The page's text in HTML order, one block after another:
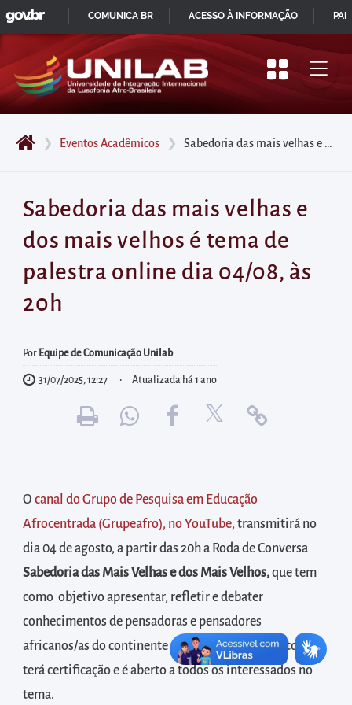
Pular
para
início
do
principal
Acessar
diretamente
menu
principal
diretamente
à
internas
informações
postas
no
rodapé
❯ Eventos Acadêmicos ❯ Sabedoria das mais velhas e dos mais velhos é tema de palestra online dia 04/08, às 20h
Sabedoria das mais velhas e
dos mais velhos é tema de
palestra online dia 04/08, às
20h
Por Equipe de Comunicação Unilab
31/07/2025, 12:27 Atualizada há 1 ano
Ocanal do Grupo de Pesquisa em Educação
Afrocentrada (Grupeafro), no YouTube,transmitirá no
dia 04 de agosto, a partir das 20h a Roda de Conversa
Sabedoria das Mais Velhas e dos Mais Velhos,que tem
como objetivo apresentar, refletir e debater
conhecimentos de pensadoras e pensadores
africanos/as do continente e da diáspora. O evento não
terá certificação e é aberto a todos os interessados no
tema.
IR
PARA
CONTEÚDO
GOVBR
COMUNICA BR ACESSO À INFORMAÇÃO